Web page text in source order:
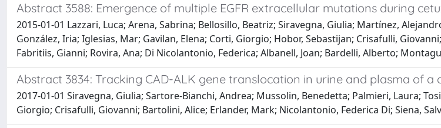
Abstract 3588: Emergence of multiple EGFR extracellular mutations during
2015-01-01 Lazzari, Luca; Arena, Sabrina; Bellosillo, Beatriz; Siravegna, Giulia; Martínez,
González, Iria; Iglesias, Mar; Gavilan, Elena; Corti, Giorgio; Hobor, Sebastijan; Crisafulli,
Fabritiis, Gianni; Rovira, Ana; Di Nicolantonio, Federica; Albanell, Joan; Bardelli, Alberto;
Abstract 3834: Tracking CAD-ALK gene translocation in urine and plasma of
2017-01-01 Siravegna, Giulia; Sartore-Bianchi, Andrea; Mussolin, Benedetta; Palmieri, Laura;
Giorgio; Crisafulli, Giovanni; Bartolini, Alice; Erlander, Mark; Nicolantonio, Federica Di; Siena,